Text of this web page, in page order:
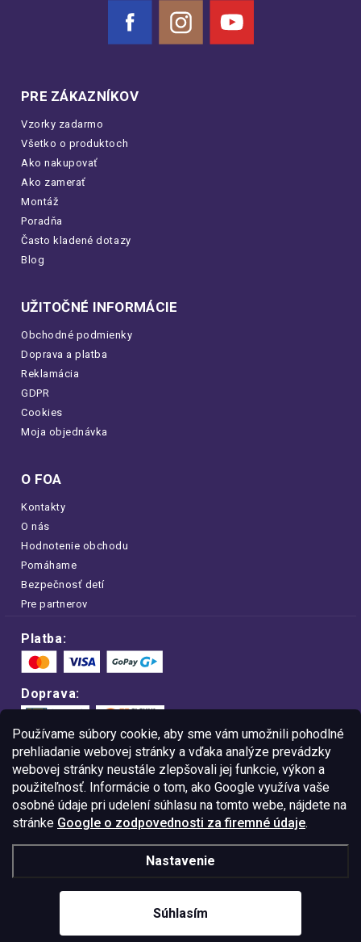
Používame súbory cookie, aby sme vám umožnili pohodlné
prehliadanie webovej stránky a vďaka analýze prevádzky
webovej stránky neustále zlepšovali jej funkcie, výkon a
použiteľnosť. Informácie o tom, ako Google využíva vaše
osobné údaje pri udelení súhlasu na tomto webe, nájdete na
stránke Google o zodpovednosti za firemné údaje.
Nastavenie
Súhlasím
Facebook Instagram YouTube
PRE ZÁKAZNÍKOV
Vzorky zadarmo
Všetko o produktoch
Ako nakupovať
Ako zamerať
Montáž
Poradňa
Často kladené dotazy
Blog
UŽITOČNÉ INFORMÁCIE
Obchodné podmienky
Doprava a platba
Reklamácia
GDPR
Cookies
Moja objednávka
O FOA
Kontakty
O nás
Hodnotenie obchodu
Pomáhame
Bezpečnosť detí
Pre partnerov
Platba:
Doprava:
Nakupujte na FOA bezpečne a bez obáv.
Vďaka protokolu HTTPS sú vaše citlivé
dáta v úplnom bezpečí.
© Copyright2026Westlogic Slovakia s.r.o.,
Gajova 4, Bratislava, 811 09